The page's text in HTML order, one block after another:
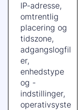
IP-adresse,
omtrentlig
placering og
tidszone,
adgangslogfil
er,
enhedstype
og -
indstillinger,
operativsyste